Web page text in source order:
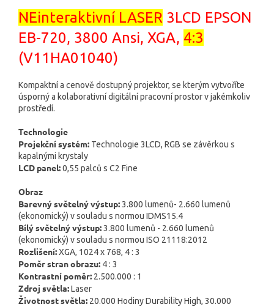
NEinteraktivní LASER 3LCD EPSON
EB-720, 3800 Ansi, XGA, 4:3
(V11HA01040)
Kompaktní a cenově dostupný projektor, se kterým vytvoříte
úsporný a kolaborativní digitální pracovní prostor v jakémkoliv
prostředí.
Technologie
Projekční systém: Technologie 3LCD, RGB se závěrkou s
kapalnými krystaly
LCD panel:0,55 palců s C2 Fine
Obraz
Barevný světelný výstup:3.800 lumenů- 2.660 lumenů
(ekonomický) v souladu s normou IDMS15.4
Bílý světelný výstup:3.800 lumenů - 2.660 lumenů
(ekonomický) v souladu s normou ISO 21118:2012
Rozlišení:XGA, 1024 x 768, 4 : 3
Poměr stran obrazu: 4 : 3
Kontrastní poměr: 2.500.000 : 1
Zdroj světla:Laser
Životnost světla: 20.000 Hodiny Durability High, 30.000